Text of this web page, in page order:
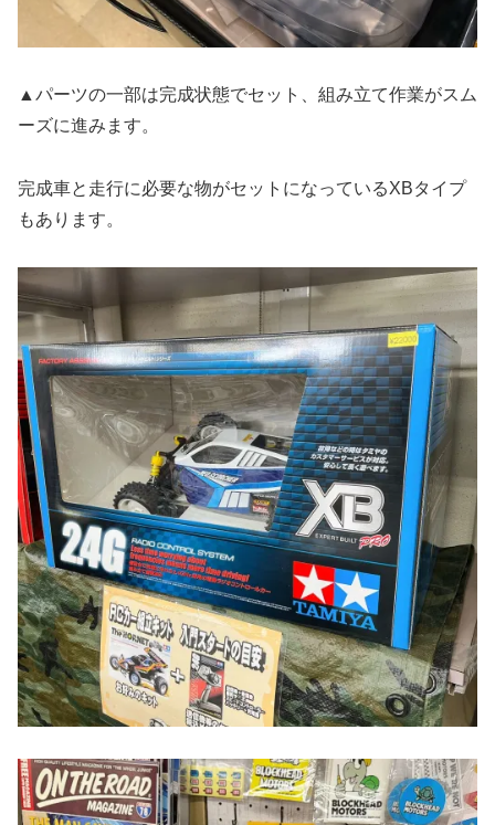
▲パーツの一部は完成状態でセット、組み立て作業がスム
ーズに進みます。
完成車と走行に必要な物がセットになっているXBタイプ
もあります。